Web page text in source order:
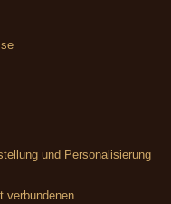
und Personalisierung
verbundenen